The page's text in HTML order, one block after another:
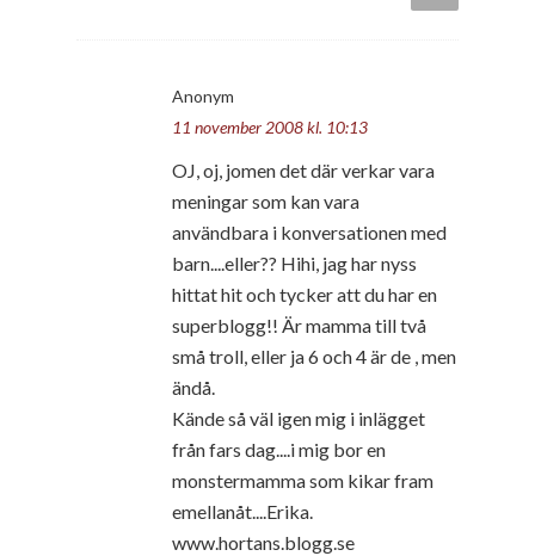
Anonym
11 november 2008 kl. 10:13
OJ, oj, jomen det där verkar vara
meningar som kan vara
användbara i konversationen med
barn....eller?? Hihi, jag har nyss
hittat hit och tycker att du har en
superblogg!! Är mamma till två
små troll, eller ja 6 och 4 är de , men
ändå.
Kände så väl igen mig i inlägget
från fars dag....i mig bor en
monstermamma som kikar fram
emellanåt....Erika.
www.hortans.blogg.se